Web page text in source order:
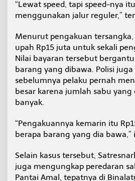
“Lewat speed, tapi speed-nya
menggunakan jalur reguler,”
Menurut pengakuan
upah Rp15 juta untuk sekali
Nilai bayaran tersebut
barang yang dibawa. Polisi
sebelumnya pelaku pernah
besar karena jumlah sabu
banyak.
“Pengakuannya kemarin itu
berapa barang yang dia bawa,”
Selain kasus tersebut,
juga mengungkap peredaran
Pantai Amal, tepatnya di